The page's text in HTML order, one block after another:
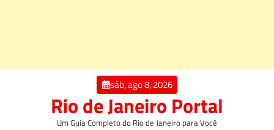
sáb, ago 8, 2026
Rio de Janeiro Portal
Um Guia Completo do Rio de Janeiro para Você